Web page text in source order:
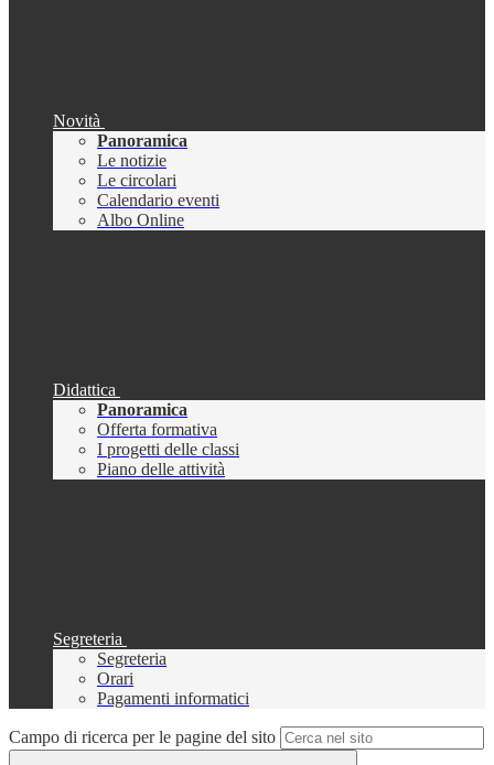
Novità
Panoramica
Le notizie
Le circolari
Calendario eventi
Albo Online
Didattica
Panoramica
Offerta formativa
I progetti delle classi
Piano delle attività
Segreteria
Segreteria
Orari
Pagamenti informatici
Campo di ricerca per le pagine del sito